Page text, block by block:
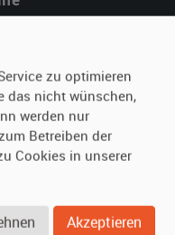
zu optimieren
das nicht wünschen,
werden nur
Betreiben der
Cookies in unserer
Akzeptieren